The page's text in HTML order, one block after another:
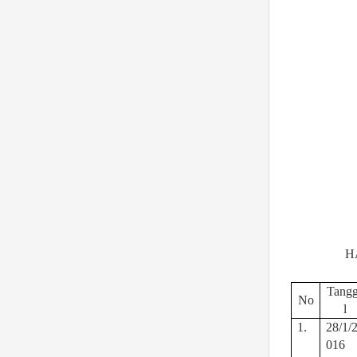
No
l
1.
28/1/2
016